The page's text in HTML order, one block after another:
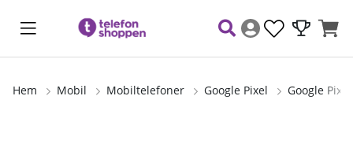
Hem Mobil Mobiltelefoner Google Pixel Google